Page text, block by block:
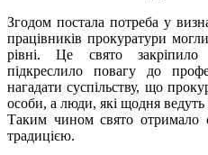
Згодом постала потреба у
працівників прокуратури
рівні. Це свято закріпило
підкреслило повагу до
нагадати суспільству, що
особи, а люди, які щодня
Таким чином свято отримало
традицією.